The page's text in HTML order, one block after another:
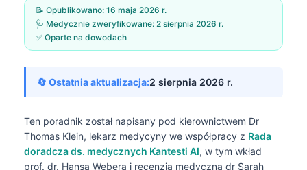
📝 Opublikowano: 16 maja 2026 r.
🩺 Medycznie zweryfikowane: 2 sierpnia 2026 r.
✅ Oparte na dowodach
🔄 Ostatnia aktualizacja:2 sierpnia 2026 r.
Ten poradnik został napisany pod kierownictwem Dr
Thomas Klein, lekarz medycyny we współpracy z Rada
doradcza ds. medycznych Kantesti AI, w tym wkład
prof. dr. Hansa Webera i recenzja medyczna dr Sarah